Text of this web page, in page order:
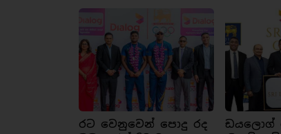
රට වෙනුවෙන් පොදු රද
ඩයලොග්